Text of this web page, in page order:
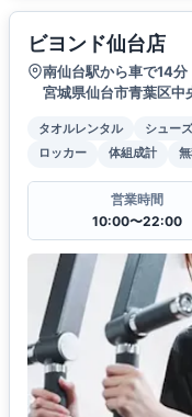
ビヨンド仙台店
南仙台駅から車で14分
宮城県仙台市青葉区
タオルレンタル シュー
ロッカー
体組成計
営業時間
10:00〜22:00